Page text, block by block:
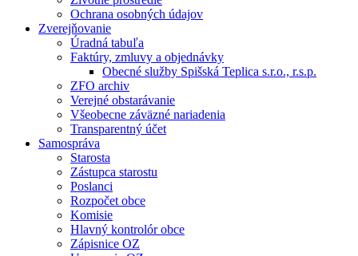
Ochrana osobných údajov
Zverejňovanie
Úradná tabuľa
Faktúry, zmluvy a objednávky
Obecné služby Spišská Teplica s.r.o., r.s.p.
ZFO archiv
Verejné obstarávanie
Všeobecne záväzné nariadenia
Transparentný účet
Samospráva
Starosta
Zástupca starostu
Poslanci
Rozpočet obce
Komisie
Hlavný kontrolór obce
Zápisnice OZ